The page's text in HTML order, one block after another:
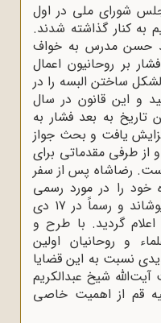
شورای ملی در اول
رژیم به کنار گذاشته شدند.
حسن مدرس به خواف
بر روحانیون اعمال
ساختن البسه را در
رسانید و این قانون در سال
تاریخ به بعد فشار به
یافت و بحث جواز
طرفی مقدماتی برای
رضاشاه پس از سفر
۱۳۱۳ش عقیده خود را در مورد رسمی
کردن کشف حجاب جامه عمل پوشاند و رسماً در ۱۷ دی
اعلام گردید. با طرح و
و روحانیان اولین
نسبت به این قضایا
شیخ عبدالکریم
قم از اهمیت خاصی